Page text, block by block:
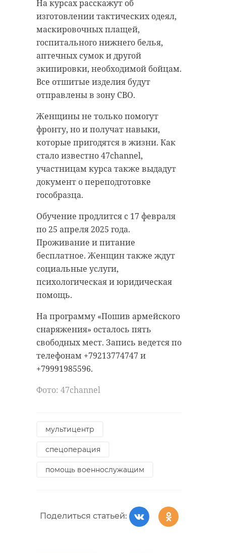
На курсах расскажут об
изготовлении тактических одеял,
маскировочных плащей,
госпитального нижнего белья,
аптечных сумок и другой
экипировки, необходимой бойцам.
Все отшитые изделия будут
отправлены в зону СВО.
Женщины не только помогут
фронту, но и получат навыки,
которые пригодятся в жизни. Как
стало известно 47channel,
участницам курса также выдадут
документ о переподготовке
гособразца.
Обучение продлится с 17 февраля
по 25 апреля 2025 года.
Проживание и питание
бесплатное. Женщин также ждут
социальные услуги,
психологическая и юридическая
помощь.
На программу «Пошив армейского
снаряжения» осталось пять
свободных мест. Запись ведется по
телефонам +79213774747 и
+79991985596.
Фото: 47channel
мультицентр
спецоперация
помощь военнослужащим
Поделиться статьей:
Ленобласти и Межрегиональной
организации Профсоюза
работников здравоохранения.
Азартная борьба развернулась на
веселых стартах, конкурсе
"Приветствие", лыжной эстафете,
а также на квестах и квизах.
Токсовской Клинической
Межрайонной больницы. Серебро
между собой поделили Выборгская
и Волховская межрайонные
больницы. Третье место досталось
команде ЛОКБ.
тренировочном центре
"Кавголово".
здравоохранение
зимняя спартакиада
!видео
Поделиться статьей:
МЧС. Пожарным расчетам удалось
локализовать пожар.
Устанавливаются обстоятельства
инцидента. По результатам
проверки примут меры
прокурорского реагирования.
Фото: прокуратура Ленинградской
области